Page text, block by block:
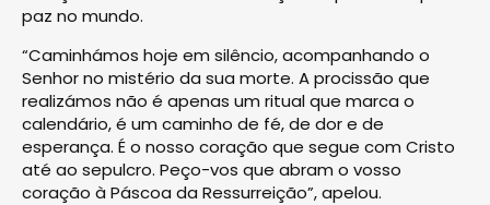
paz no mundo.
“Caminhámos hoje em silêncio, acompanhando o
Senhor no mistério da sua morte. A procissão que
realizámos não é apenas um ritual que marca o
calendário, é um caminho de fé, de dor e de
esperança. É o nosso coração que segue com Cristo
até ao sepulcro. Peço-vos que abram o vosso
coração à Páscoa da Ressurreição”, apelou.